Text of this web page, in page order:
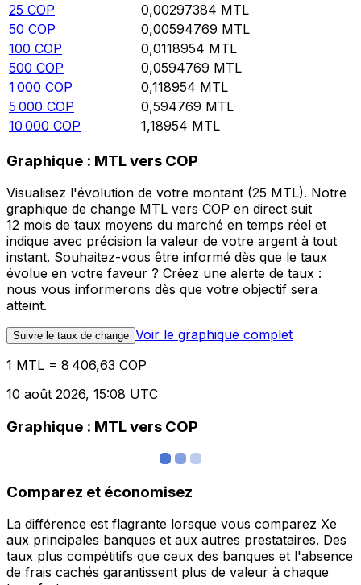
25 COP 0,00297384 MTL
50 COP 0,00594769 MTL
100 COP 0,0118954 MTL
500 COP 0,0594769 MTL
1 000 COP 0,118954 MTL
5 000 COP 0,594769 MTL
10 000 COP 1,18954 MTL
Graphique : MTL vers COP
Visualisez l'évolution de votre montant (25 MTL). Notre
graphique de change MTL vers COP en direct suit
12 mois de taux moyens du marché en temps réel et
indique avec précision la valeur de votre argent à tout
instant. Souhaitez-vous être informé dès que le taux
évolue en votre faveur ? Créez une alerte de taux :
nous vous informerons dès que votre objectif sera
atteint.
Suivre le taux de change Voir le graphique complet
1 MTL = 8 406,63 COP
10 août 2026, 15:08 UTC
Graphique : MTL vers COP
Comparez et économisez
La différence est flagrante lorsque vous comparez Xe
aux principales banques et aux autres prestataires. Des
taux plus compétitifs que ceux des banques et l'absence
de frais cachés garantissent plus de valeur à chaque